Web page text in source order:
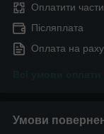
Оплатити
Післяплата
Оплата на
Умови